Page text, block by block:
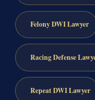
Felony DWI Lawyer
Racing Defense
Repeat DWI Lawyer